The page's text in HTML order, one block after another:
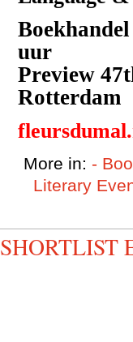
uur
Preview
Rotterdam
More in: -
Literary
SHORTLIST